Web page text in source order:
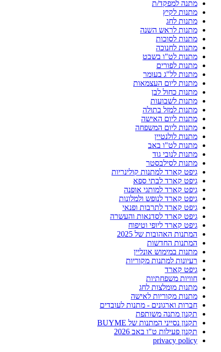
מתנה למפקד/ת
מתנות לקיץ
מתנות לחג
מתנות לראש השנה
מתנות לסוכות
מתנות לחנוכה
מתנות לט"ו בשבט
מתנות לפורים
מתנות לל"ג בעומר
מתנות ליום העצמאות
מתנות כחול לבן
מתנות לשבועות
מתנות למזל בתולה
מתנות ליום האישה
מתנות ליום המשפחה
מתנות לולנטיין
מתנות לט"ו באב
מתנות לנובי גוד
מתנות לסילבסטר
גיפט קארד למתנות קולינריות
גיפט קארד לבתי ספא
גיפט קארד למותגי אופנה
גיפט קארד לנופש ולמלונות
גיפט קארד לתרבות ופנאי
גיפט קארד לסדנאות והעשרה
גיפט קארד ליופי וטיפוח
המתנות האהובות של 2025
המתנות החדשות
מתנות במימוש אונליין
רעיונות למתנות מקוריות
גיפט קארד
חוויות משפחתיות
מתנות מומלצות לחג
מתנות מקוריות לאישה
חברות וארגונים - מתנות לעובדים
תקנון מתנה משותפת
תקנון נסייני המתנות של BUYME
תקנון פעילות ט"ו באב 2026
privacy policy